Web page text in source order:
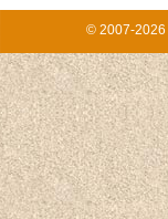
© 2007-2026